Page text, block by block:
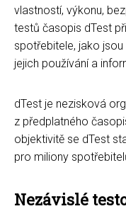
vlastností, výkonu,
testů časopis dTest
spotřebitele, jako
jejich používání a
dTest je nezisková
z předplatného
objektivitě se dTest
pro miliony
Nezávislé